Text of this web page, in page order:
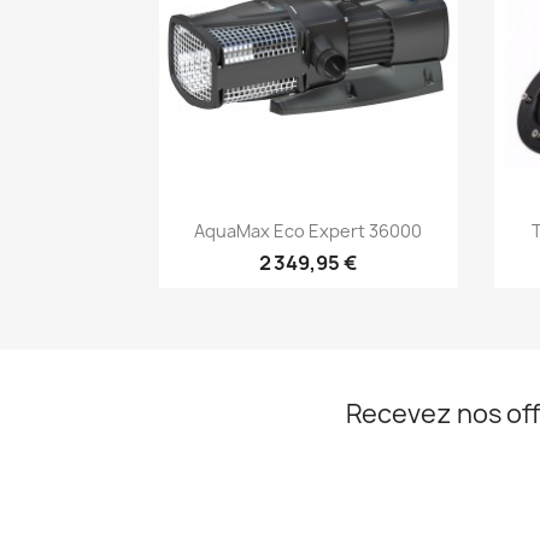
Aperçu rapide
AquaMax Eco Expert 36000
2 349,95 €
Recevez nos